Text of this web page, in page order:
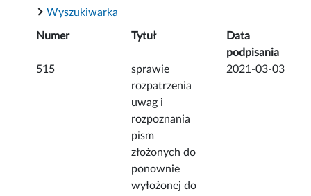
Wyszukiwarka
Numer Tytuł
Data
podpisania
515
sprawie
rozpatrzenia
uwag i
rozpoznania
pism
złożonych do
ponownie
wyłożonej do
2021-03-03